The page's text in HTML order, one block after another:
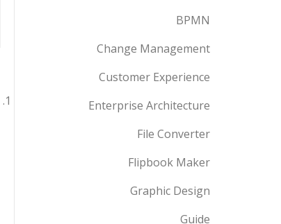
BPMN
Change Management
Customer Experience
Enterprise Architecture
File Converter
Flipbook Maker
Graphic Design
Guide